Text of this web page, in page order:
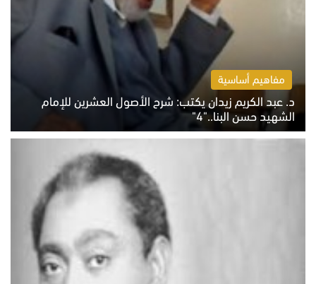
مفاهيم أساسية
د. عبد الكريم زيدان يكتب: شرح الأصول العشرين للإمام
الشهيد حسن البنا.."4"
الخميس 6 أغسطس 2026 10:27 ص